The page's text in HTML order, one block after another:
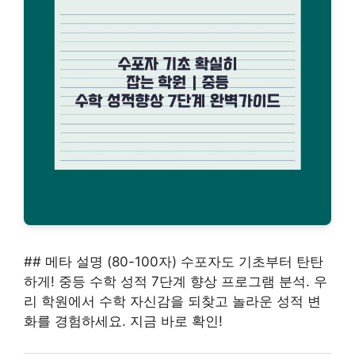
## 메타 설명 (80-100자) 수포자도 기초부터 탄탄
하게! 중등 수학 성적 7단계 향상 프로그램 분석. 우
리 학원에서 수학 자신감을 되찾고 놀라운 성적 변
화를 경험하세요. 지금 바로 확인!